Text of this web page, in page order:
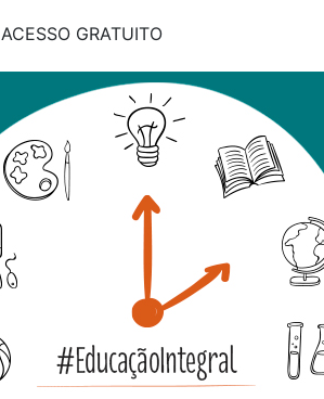
ACESSO GRATUITO